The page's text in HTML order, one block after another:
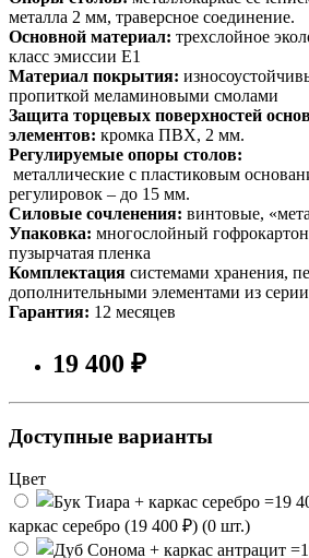
металла 2 мм, траверсное соединение.
Основной материал: трехслойное
класс эмиссии Е1
Материал покрытия:
пропиткой меламиновыми смолами
Защита торцевых поверхностей
элементов: кромка ПВХ, 2 мм.
Регулируемые опоры столов:
металлические с пластиковым
регулировок – до 15 мм.
Силовые сочленения: винтовые,
Упаковка: многослойный
пузырчатая пленка
Комплектация системами хранения,
дополнительными элементами из серии
Гарантия: 12 месяцев
19 400 ₽
Доступные варианты
Цвет
каркас серебро (19 400 ₽) (0 шт.)